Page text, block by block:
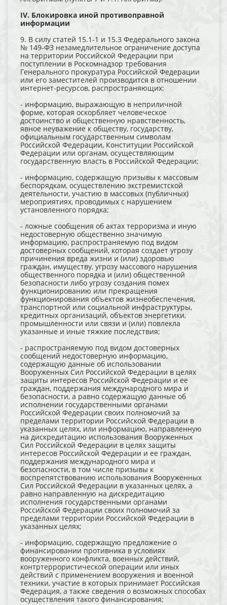
IV. Блокировка иной противоправной
информации
9. В силу статей 15.1-1 и 15.3 Федерального закона
№ 149-ФЗ незамедлительное ограничение доступа
на территории Российской Федерации при
поступлении в Роскомнадзор требования
Генерального прокуратура Российской Федерации
или его заместителей производится в отношении
интернет-ресурсов, распространяющих:
- информацию, выражающую в неприличной
форме, которая оскорбляет человеческое
достоинство и общественную нравственность,
явное неуважение к обществу, государству,
официальным государственным символам
Российской Федерации, Конституции Российской
Федерации или органам, осуществляющим
государственную власть в Российской Федерации;
- информацию, содержащую призывы к массовым
беспорядкам, осуществлению экстремистской
деятельности, участию в массовых (публичных)
мероприятиях, проводимых с нарушением
установленного порядка;
- ложные сообщения об актах терроризма и иную
недостоверную общественно значимую
информацию, распространяемую под видом
достоверных сообщений, которая создает угрозу
причинения вреда жизни и (или) здоровью
граждан, имуществу, угрозу массового нарушения
общественного порядка и (или) общественной
безопасности либо угрозу создания помех
функционированию или прекращения
функционирования объектов жизнеобеспечения,
транспортной или социальной инфраструктуры,
кредитных организаций, объектов энергетики,
промышленности или связи и (или) повлекла
указанные и иные тяжкие последствия;
- распространяемую под видом достоверных
сообщений недостоверную информацию,
содержащую данные об использовании
Вооруженных Сил Российской Федерации в целях
защиты интересов Российской Федерации и ее
граждан, поддержания международного мира и
безопасности, а равно содержащую данные об
исполнении государственными органами
Российской Федерации своих полномочий за
пределами территории Российской Федерации в
указанных целях, или информацию, направленную
на дискредитацию использования Вооруженных
Сил Российской Федерации в целях защиты
интересов Российской Федерации и ее граждан,
поддержания международного мира и
безопасности, в том числе призывы к
воспрепятствованию использования Вооруженных
Сил Российской Федерации в указанных целях, а
равно направленную на дискредитацию
исполнения государственными органами
Российской Федерации своих полномочий за
пределами территории Российской Федерации в
указанных целях;
- информацию, содержащую предложение о
финансировании противника в условиях
вооруженного конфликта, военных действий,
контртеррористической операции или иных
действий с применением вооружения и военной
техники, участие в которых принимает Российская
Федерация, а также сведения о возможных способах
осуществления такого финансирования;